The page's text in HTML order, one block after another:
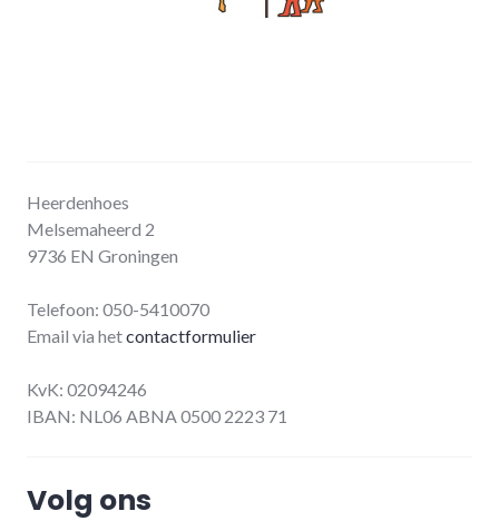
Heerdenhoes
Melsemaheerd 2
9736 EN Groningen
Telefoon: 050-5410070
Email via hetcontactformulier
KvK: 02094246
IBAN: NL06 ABNA 0500 2223 71
Volg ons